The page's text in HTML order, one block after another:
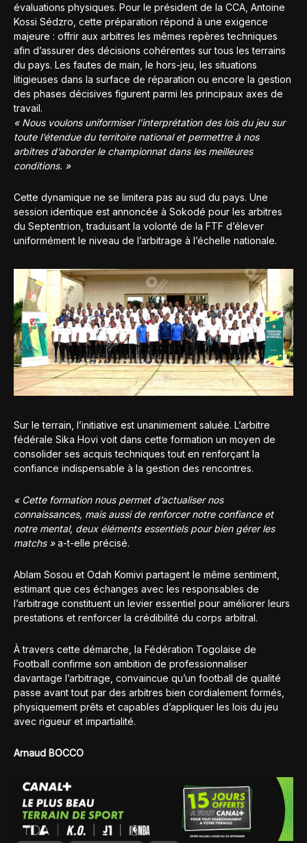
évaluations physiques. Pour le président de la CCA, Antoine
Kossi Sédzro, cette préparation répond à une exigence
majeure : offrir aux arbitres les mêmes repères techniques
afin d’assurer des décisions cohérentes sur tous les terrains
du pays. Les fautes de main, le hors-jeu, les situations
litigieuses dans la surface de réparation ou encore la gestion
des phases décisives figurent parmi les principaux axes de
travail.
« Nous voulons uniformiser l’interprétation des lois du jeu sur
toute l’étendue du territoire national et permettre à nos
arbitres d’aborder le championnat dans les meilleures
conditions. »
Cette dynamique ne se limitera pas au sud du pays. Une
session identique est annoncée à Sokodé pour les arbitres
du Septentrion, traduisant la volonté de la FTF d’élever
uniformément le niveau de l’arbitrage à l’échelle nationale.
Sur le terrain, l’initiative est unanimement saluée. L’arbitre
fédérale Sika Hovi voit dans cette formation un moyen de
consolider ses acquis techniques tout en renforçant la
confiance indispensable à la gestion des rencontres.
« Cette formation nous permet d’actualiser nos
connaissances, mais aussi de renforcer notre confiance et
notre mental, deux éléments essentiels pour bien gérer les
matchs »a-t-elle précisé.
Ablam Sosou et Odah Komivi partagent le même sentiment,
estimant que ces échanges avec les responsables de
l’arbitrage constituent un levier essentiel pour améliorer leurs
prestations et renforcer la crédibilité du corps arbitral.
À travers cette démarche, la Fédération Togolaise de
Football confirme son ambition de professionnaliser
davantage l’arbitrage, convaincue qu’un football de qualité
passe avant tout par des arbitres bien cordialement formés,
physiquement prêts et capables d’appliquer les lois du jeu
avec rigueur et impartialité.
Arnaud BOCCO